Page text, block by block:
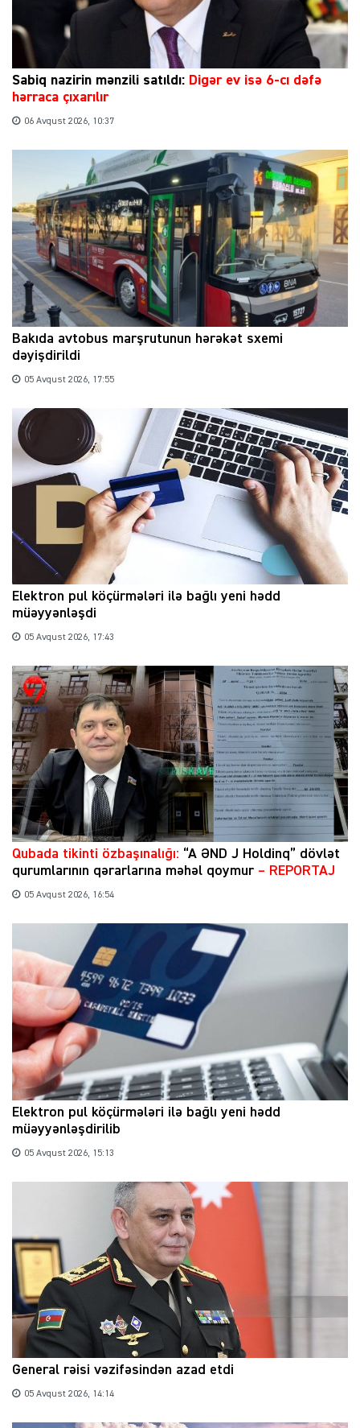
Sabiq nazirin mənzili satıldı: Digər ev isə 6-cı dəfə
hərraca çıxarılır
06 Avqust 2026, 10:37
Bakıda avtobus marşrutunun hərəkət sxemi
dəyişdirildi
05 Avqust 2026, 17:55
Elektron pul köçürmələri ilə bağlı yeni hədd
müəyyənləşdi
05 Avqust 2026, 17:43
Qubada tikinti özbaşınalığı: “A ƏND J Holdinq” dövlət
qurumlarının qərarlarına məhəl qoymur – REPORTAJ
05 Avqust 2026, 16:54
Elektron pul köçürmələri ilə bağlı yeni hədd
müəyyənləşdirilib
05 Avqust 2026, 15:13
General rəisi vəzifəsindən azad etdi
05 Avqust 2026, 14:14